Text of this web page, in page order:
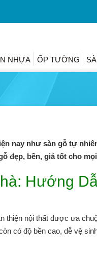
NHỰA ỐP TƯỜNG
nay như sàn gỗ tự
đẹp, bền, giá tốt cho
Hướng
thiện nội thất được ưa
có độ bền cao, dễ vệ